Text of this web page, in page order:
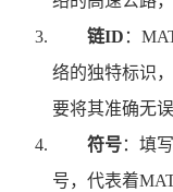
链ID ：
络的独特标识
要将其准确无
符号：填
号，代表着